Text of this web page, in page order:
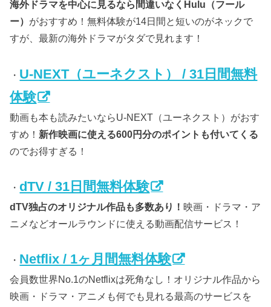
海外ドラマを中心に見るなら間違いなくHulu（フール
ー） がおすすめ！無料体験が14日間と短いのがネックで
すが、最新の海外ドラマがタダで見れます！
・ U-NEXT（ユーネクスト） / 31日間無料
体験
動画も本も読みたいならU-NEXT（ユーネクスト）がおす
すめ！ 新作映画に使える600円分のポイントも付いてくる
のでお得すぎる！
・ dTV / 31日間無料体験
dTV独占のオリジナル作品も多数あり！映画・ドラマ・ア
ニメなどオールラウンドに使える動画配信サービス！
・ Netflix / 1ヶ月間無料体験
会員数世界No.1のNetflixは死角なし！オリジナル作品から
映画・ドラマ・アニメも何でも見れる最高のサービスを